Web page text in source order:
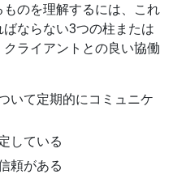
のを理解するには、これ
ならない3つの柱または
ライアントとの良い協働
いて定期的にコミュニケ
している
頼がある